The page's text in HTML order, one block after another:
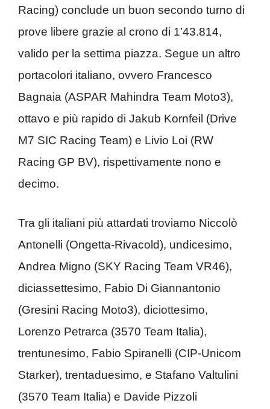
Racing) conclude un buon secondo turno di
prove libere grazie al crono di 1’43.814,
valido per la settima piazza. Segue un altro
portacolori italiano, ovvero Francesco
Bagnaia (ASPAR Mahindra Team Moto3),
ottavo e più rapido di Jakub Kornfeil (Drive
M7 SIC Racing Team) e Livio Loi (RW
Racing GP BV), rispettivamente nono e
decimo.
Tra gli italiani più attardati troviamo Niccolò
Antonelli (Ongetta-Rivacold), undicesimo,
Andrea Migno (SKY Racing Team VR46),
diciassettesimo, Fabio Di Giannantonio
(Gresini Racing Moto3), diciottesimo,
Lorenzo Petrarca (3570 Team Italia),
trentunesimo, Fabio Spiranelli (CIP-Unicom
Starker), trentaduesimo, e Stafano Valtulini
(3570 Team Italia) e Davide Pizzoli